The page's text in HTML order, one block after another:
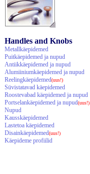
Handles and Knobs
Metallkäepidemed
Puitkäepidemed ja nupud
Antiikkäepidemed ja nupud
Alumiiniumkäepidemed ja nupud
Reelingkäepidemed(uus!)
Süvistatavad käepidemed
Roostevabad käepidemed ja nupud
Portselankäepidemed ja nupud(uus!)
Nupud
Kausskäepidemed
Lastetoa käepidemed
Disainkäepidemed(uus!)
Käepideme profiilid